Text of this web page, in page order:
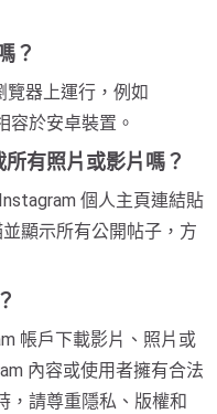
？
覽器上運行，例如
容於安卓裝置。
有照片或影片嗎？
個人主頁連結貼
顯示所有公開帖子，方
帳戶下載影片、照片或
內容或使用者擁有合法
，請尊重隱私、版權和